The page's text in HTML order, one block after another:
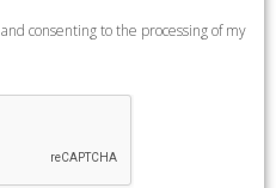
and consenting to the processing of my